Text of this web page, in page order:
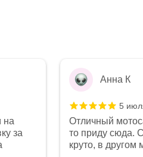
на
за
Анна К
5
Отличный
то приду сюда.
круто, в другом